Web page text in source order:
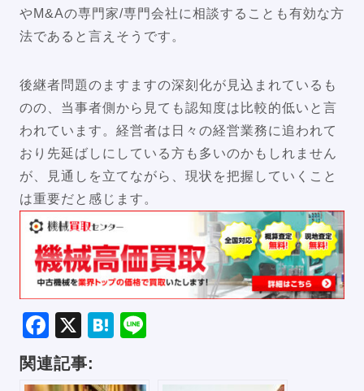
やM&Aの専門家/専門会社に相談することも有効な方
法であると言えそうです。
後継者問題のますますの深刻化が見込まれているも
のの、当事者側から見ても認知度は比較的低いと言
われています。経営者は日々の経営業務に追われて
おり先延ばしにしている方も多いのかもしれません
が、見通しを立てながら、現状を把握していくこと
は重要だと感じます。
Facebook
X Hatena
関連記事: